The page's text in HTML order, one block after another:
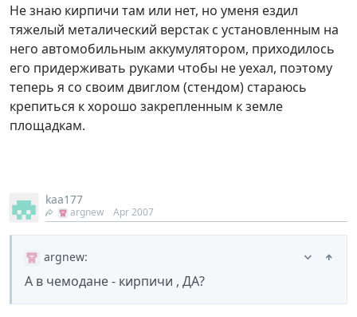
Не знаю кирпичи там или нет, но уменя ездил
тяжелый металический верстак с установленным на
него автомобильным аккумулятором, приходилось
его придерживать руками чтобы не уехал, поэтому
теперь я со своим двиглом (стендом) стараюсь
крепиться к хорошо закрепленным к земле
площадкам.
kaa177
argnew Apr 2007
argnew:
А в чемодане - кирпичи , ДА?